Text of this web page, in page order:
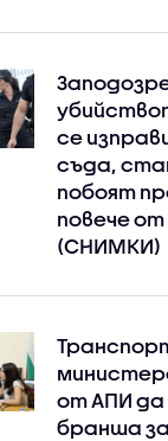
се
съда,
побоят
повече от
(СНИМКИ)
от АПИ да
бранша